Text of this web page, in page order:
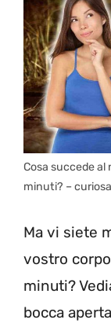
Cosa succede
minuti? –
Ma vi siete
vostro
minuti?
bocca